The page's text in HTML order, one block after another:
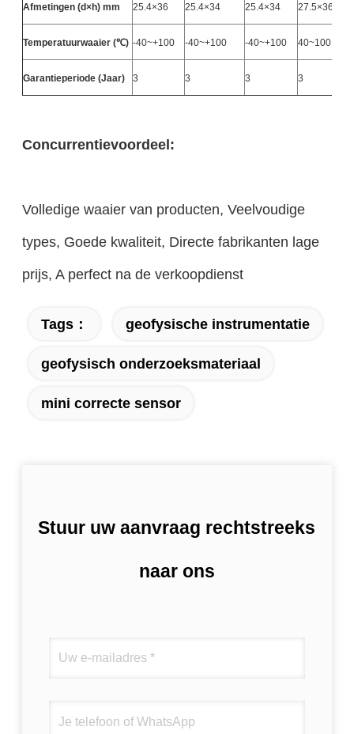
Afmetingen (d×h) mm 25.4×36 25.4×34 25.4×34 27.5×36
Temperatuurwaaier (℃) -40~+100 -40~+100 -40~+100 40~100
Garantieperiode (Jaar) 3 3 3 3
Concurrentievoordeel:
Volledige waaier van producten, Veelvoudige
types, Goede kwaliteit, Directe fabrikanten lage
prijs, A perfect na de verkoopdienst
Tags： geofysische instrumentatie
geofysisch onderzoeksmateriaal
mini correcte sensor
Stuur uw aanvraag rechtstreeks
naar ons